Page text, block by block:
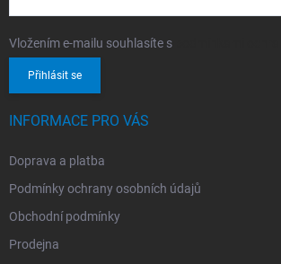
Vložením e-mailu souhlasíte s
Přihlásit se
INFORMACE PRO VÁS
Doprava a platba
Podmínky ochrany osobních údajů
Obchodní podmínky
Prodejna